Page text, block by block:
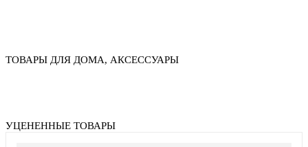
ТОВАРЫ ДЛЯ ДОМА, АКСЕССУАРЫ
УЦЕНЕННЫЕ ТОВАРЫ